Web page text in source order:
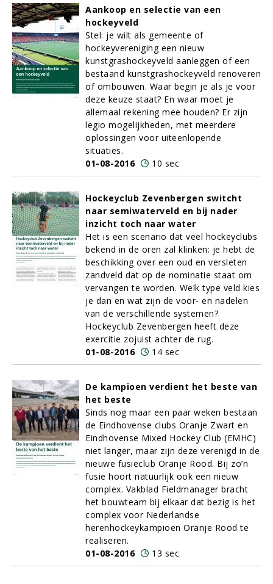
Aankoop en selectie van een
hockeyveld
Stel: je wilt als gemeente of
hockeyvereniging een nieuw
kunstgrashockeyveld aanleggen of een
bestaand kunstgrashockeyveld renoveren
of ombouwen. Waar begin je als je voor
deze keuze staat? En waar moet je
allemaal rekening mee houden? Er zijn
legio mogelijkheden, met meerdere
oplossingen voor uiteenlopende
situaties.
01-08-2016
10 sec
Hockeyclub Zevenbergen switcht
naar semiwaterveld en bij nader
inzicht toch naar water
Het is een scenario dat veel hockeyclubs
bekend in de oren zal klinken: je hebt de
beschikking over een oud en versleten
zandveld dat op de nominatie staat om
vervangen te worden. Welk type veld kies
je dan en wat zijn de voor- en nadelen
van de verschillende systemen?
Hockeyclub Zevenbergen heeft deze
exercitie zojuist achter de rug.
01-08-2016
14 sec
De kampioen verdient het beste van
het beste
Sinds nog maar een paar weken bestaan
de Eindhovense clubs Oranje Zwart en
Eindhovense Mixed Hockey Club (EMHC)
niet langer, maar zijn deze verenigd in de
nieuwe fusieclub Oranje Rood. Bij zo’n
fusie hoort natuurlijk ook een nieuw
complex. Vakblad Fieldmanager bracht
het bouwteam bij elkaar dat bezig is het
complex voor Nederlandse
herenhockeykampioen Oranje Rood te
realiseren.
01-08-2016
13 sec